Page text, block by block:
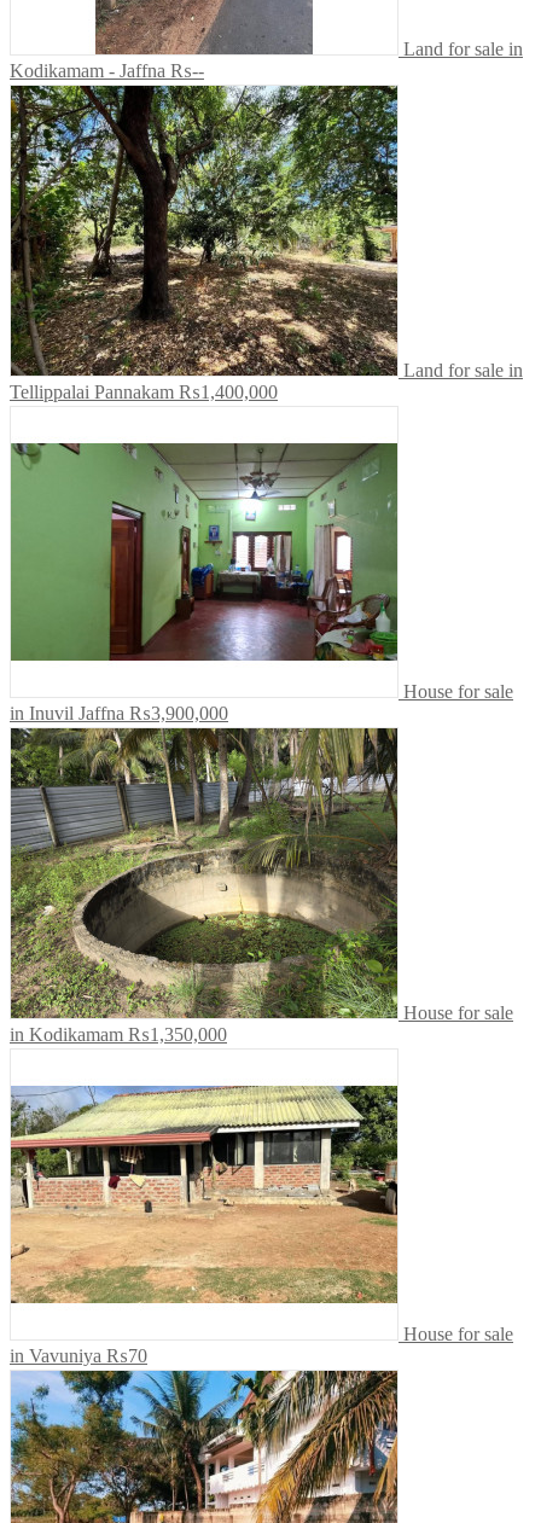
Land for sale in
Kodikamam - Jaffna ₨--
Land for sale in
Tellippalai Pannakam ₨1,400,000
House for sale
in Inuvil Jaffna ₨3,900,000
House for sale
in Kodikamam ₨1,350,000
House for sale
in Vavuniya ₨70